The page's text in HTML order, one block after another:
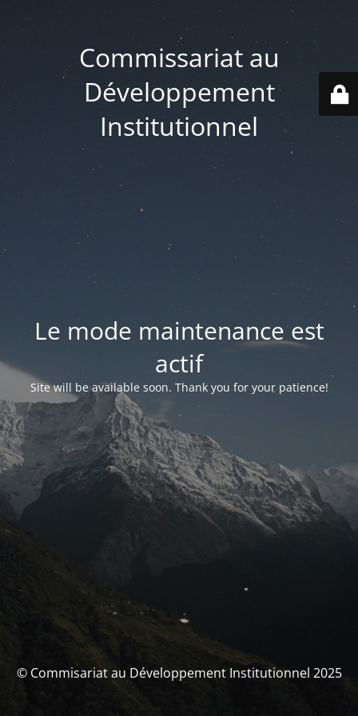
Commissariat au
Développement
Institutionnel
Le mode maintenance est
actif
Site will be available soon. Thank you for your patience!
© Commisariat au Développement Institutionnel 2025